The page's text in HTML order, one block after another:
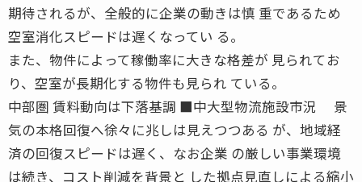
期待されるが、全般的に企業の動きは慎 重であるため
空室消化スピードは遅くなってい る。
また、物件によって稼働率に大きな格差が 見られてお
り、空室が長期化する物件も見られ ている。
中部圏 賃料動向は下落基調 ■中大型物流施設市況 景
気の本格回復へ徐々に兆しは見えつつある が、地域経
済の回復スピードは遅く、なお企業 の厳しい事業環境
は続き、コスト削減を背景と した拠点見直しによる縮小